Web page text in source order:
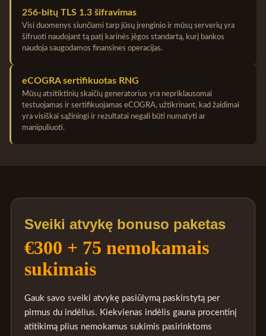
256-bitų TLS 1.3 šifravimas
Visi duomenys siunčiami tarp jūsų įrenginio ir mūsų serverių yra
šifruoti naudojant tą patį karinės jėgos standartą, kurį bankos
naudoja saugodamos finansines operacijas.
eCOGRA sertifikuotas RNG
Mūsų atsitiktinių skaičių generatorius yra nepriklausomai
testuojamas ir sertifikuojamas eCOGRA, užtikrinant, kad žaidimai
yra visiškai sąžiningi ir rezultatai negali būti numatyti ar
manipuliuoti.
Sveiki atvykę bonuso paketas
€300 + 75 nemokamais
sukimais
Gauk savo sveiki atvykę pasiūlymą paskirstytą per
pirmus du indėlius. Kiekvienas indėlis gauna procentinį
atitikimą plius nemokamus sukimis pasirinktoms